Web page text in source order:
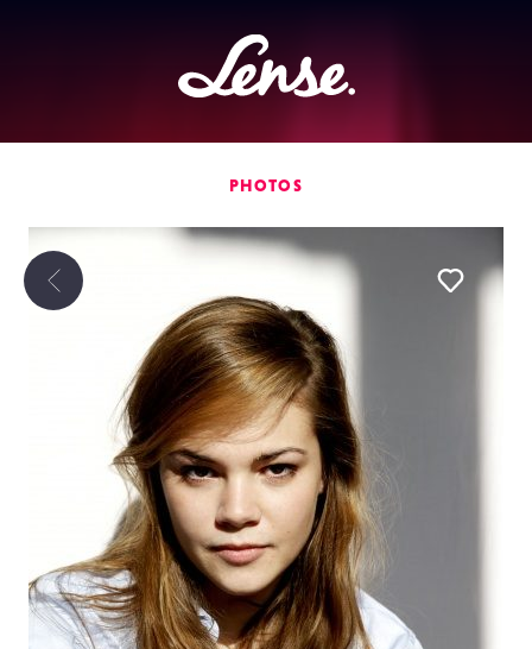
Lense
PHOTOS
Liker